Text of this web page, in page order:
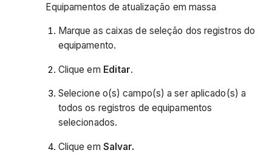
Equipamentos de atualização em massa
Marque as caixas de seleção dos registros do
equipamento.
Clique em Editar.
Selecione o(s) campo(s) a ser aplicado(s) a
todos os registros de equipamentos
selecionados.
Clique em Salvar.